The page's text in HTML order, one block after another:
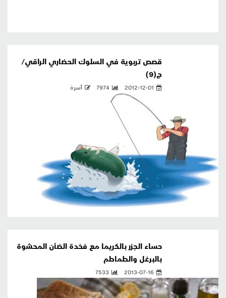
قصص تربوية في السلوك الحضاري الراقي/
ج(9)
2012-12-01
7974 أسرة
حساء الجزر بالكريما مع فخدة الضأن المحشوة
بالبرغل والطماطم
2013-07-16
7533